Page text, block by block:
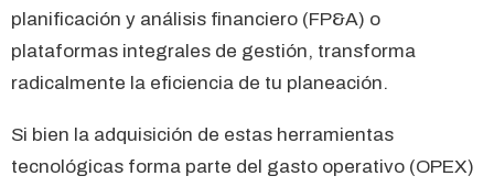
planificación y análisis financiero (FP&A) o
plataformas integrales de gestión, transforma
radicalmente la eficiencia de tu planeación.
Si bien la adquisición de estas herramientas
tecnológicas forma parte del gasto operativo (OPEX)